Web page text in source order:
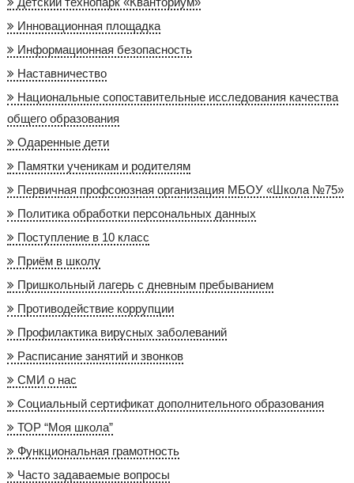
Инновационная площадка
Информационная безопасность
Наставничество
Национальные сопоставительные исследования качества
общего образования
Одаренные дети
Памятки ученикам и родителям
Первичная профсоюзная организация МБОУ «Школа №75»
Политика обработки персональных данных
Поступление в 10 класс
Приём в школу
Пришкольный лагерь с дневным пребыванием
Противодействие коррупции
Профилактика вирусных заболеваний
Расписание занятий и звонков
СМИ о нас
Социальный сертификат дополнительного образования
ТОР “Моя школа”
Функциональная грамотность
Часто задаваемые вопросы